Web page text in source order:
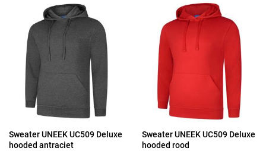
Sweater UNEEK UC509 Deluxe
hooded antraciet
Sweater UNEEK UC509 Deluxe
hooded rood